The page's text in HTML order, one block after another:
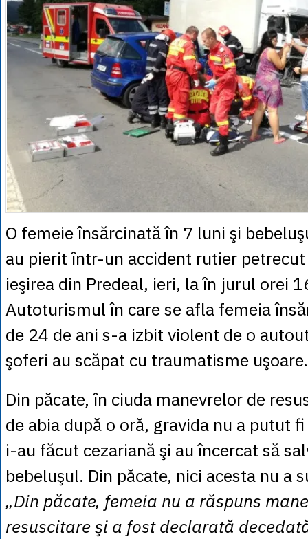
O femeie însărcinată în 7 luni şi
au pierit într-un accident rutier petrecut
ieşirea din Predeal, ieri, la în jurul orei
Autoturismul în care se afla femeia
de 24 de ani s-a izbit violent de o
şoferi au scăpat cu traumatisme uşoare.
Din păcate, în ciuda manevrelor de
de abia după o oră, gravida nu a putut
i-au făcut cezariană şi au încercat să
bebeluşul. Din păcate, nici acesta nu a
„Din păcate, femeia nu a răspuns
resuscitare şi a fost declarată